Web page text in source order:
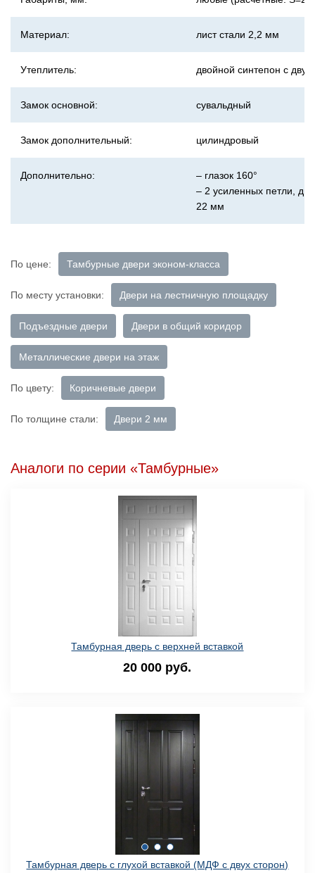
Материал: лист стали 2,2 мм
Утеплитель: двойной синтепон с двух
Замок основной: сувальдный
Замок дополнительный: цилиндровый
Дополнительно:
– глазок 160°
– 2 усиленных петли,
22 мм
По цене: Тамбурные двери эконом-класса
По месту установки: Двери на лестничную площадку
Подъездные двери Двери в общий коридор
Металлические двери на этаж
По цвету: Коричневые двери
По толщине стали: Двери 2 мм
Аналоги по серии «Тамбурные»
Тамбурная дверь с верхней вставкой
20 000 руб.
Тамбурная дверь с глухой вставкой (МДФ с двух сторон)